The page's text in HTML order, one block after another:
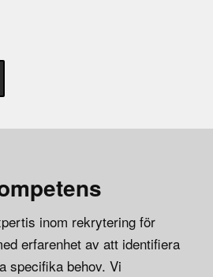
inom rekrytering för
erfarenhet av att identifiera
specifika behov. Vi